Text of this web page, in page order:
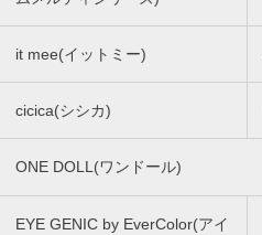
it mee(イットミー)
cicica(シシカ)
ONE DOLL(ワンドール)
EYE GENIC by EverColor(アイ